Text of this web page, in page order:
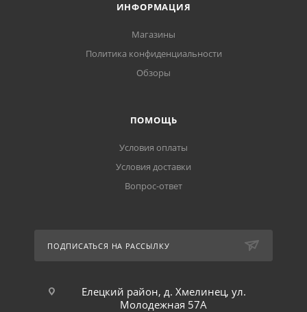
ИНФОРМАЦИЯ
Магазины
Политика конфиденциальности
Обзоры
ПОМОЩЬ
Условия оплаты
Условия доставки
Вопрос-ответ
ПОДПИСАТЬСЯ НА РАССЫЛКУ
Елецкий район, д. Хмелинец, ул.
Молодежная 57А